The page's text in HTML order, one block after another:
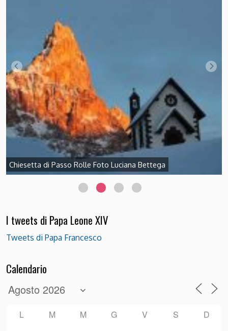
Chiesetta di Passo Rolle Foto Luciana Bettega
I tweets di Papa Leone XIV
Tweets di Papa Francesco
Calendario
L M M G V S D